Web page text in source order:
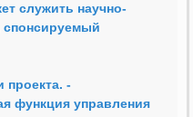
служить научно-
спонсируемый
проекта. -
функция управления